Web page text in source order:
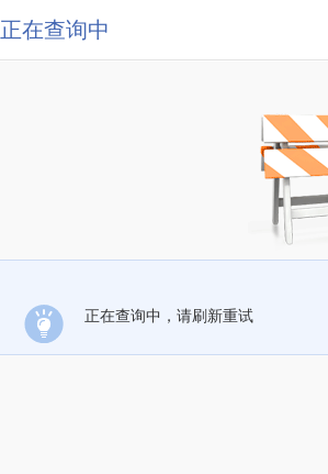
正在查询中
正在查询中，请刷新重试